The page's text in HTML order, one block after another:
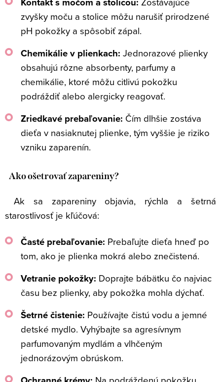
zvyšky moču a stolice môžu narušiť prirodzené
pH pokožky a spôsobiť zápal.
Chemikálie v plienkach: Jednorazové plienky
obsahujú rôzne absorbenty, parfumy a
chemikálie, ktoré môžu citlivú pokožku
podráždiť alebo alergicky reagovať.
Zriedkavé prebaľovanie: Čím dlhšie zostáva
dieťa v nasiaknutej plienke, tým vyššie je riziko
vzniku zaparenín.
Ako ošetrovať zapareniny?
Ak sa zapareniny objavia, rýchla a šetrná
starostlivosť je kľúčová:
Časté prebaľovanie: Prebaľujte dieťa hneď po
tom, ako je plienka mokrá alebo znečistená.
Vetranie pokožky: Doprajte bábätku čo najviac
času bez plienky, aby pokožka mohla dýchať.
Šetrné čistenie: Používajte čistú vodu a jemné
detské mydlo. Vyhýbajte sa agresívnym
parfumovaným mydlám a vlhčeným
jednorázovým obrúskom.